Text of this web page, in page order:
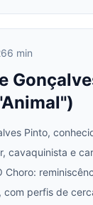
6 min
Pinto,
cavaquinista e
Choro:
com perfis de